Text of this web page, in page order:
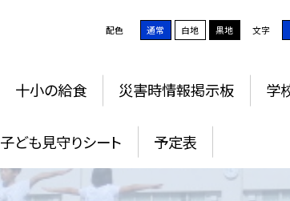
配色 通常 白地 黒地 文字
十小の給食 災害時情報掲示板 学
子ども見守りシート 予定表